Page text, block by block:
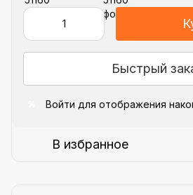
Быстрый
Войти для отображения
В избранное